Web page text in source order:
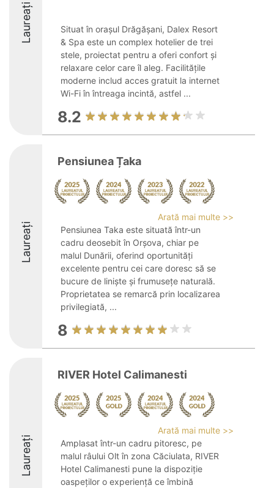
Laureați
Situat în orașul Drăgășani, Dalex Resort
& Spa este un complex hotelier de trei
stele, proiectat pentru a oferi confort și
relaxare celor care îl aleg. Facilitățile
moderne includ acces gratuit la internet
Wi-Fi în întreaga incintă, astfel ...
8.2
Laureați
Pensiunea Țaka
Arată mai multe >>
Pensiunea Taka este situată într-un
cadru deosebit în Orșova, chiar pe
malul Dunării, oferind oportunități
excelente pentru cei care doresc să se
bucure de liniște și frumusețe naturală.
Proprietatea se remarcă prin localizarea
privilegiată, ...
8
Laureați
RIVER Hotel Calimanesti
Arată mai multe >>
Amplasat într-un cadru pitoresc, pe
malul râului Olt în zona Căciulata, RIVER
Hotel Calimanesti pune la dispoziție
oaspeților o experiență ce îmbină